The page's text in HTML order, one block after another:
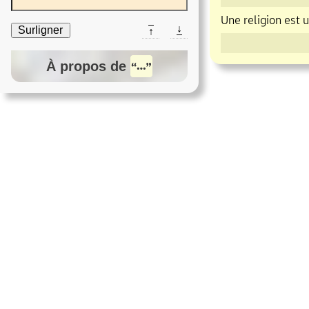
Surligner ↓
↑
À propos de
Une religion est